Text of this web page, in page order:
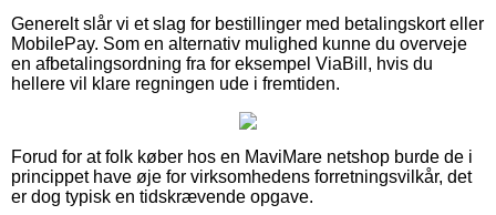
Generelt slår vi et slag for bestillinger med betalingskort eller
MobilePay. Som en alternativ mulighed kunne du overveje
en afbetalingsordning fra for eksempel ViaBill, hvis du
hellere vil klare regningen ude i fremtiden.
Forud for at folk køber hos en MaviMare netshop burde de i
princippet have øje for virksomhedens forretningsvilkår, det
er dog typisk en tidskrævende opgave.